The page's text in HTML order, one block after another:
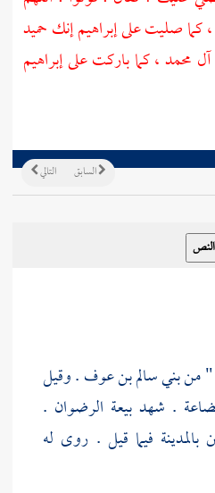
، كما صليت علىإبراهيمإنك حميد
محمد، كما باركت علىإبراهيم
التالي السابق
منبني سالم بن عوف. وقيل
. شهد بيعة الرضوان .
بالمدينة فيما قيل . روى له